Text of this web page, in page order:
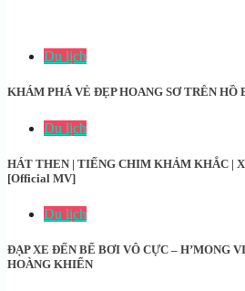
Du lịch
KHÁM PHÁ VẺ ĐẸP HOANG SƠ TRÊN HỒ
Du lịch
HÁT THEN | TIẾNG CHIM KHẢM KHẮC |
[Official MV]
Du lịch
ĐẠP XE ĐẾN BỂ BƠI VÔ CỰC – H’MONG
HOÀNG KHIỂN